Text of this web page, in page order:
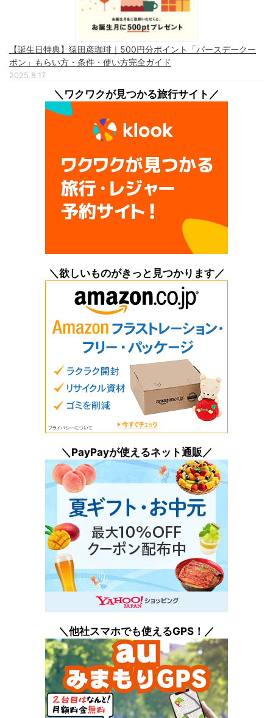
【誕生日特典】猿田彦珈琲｜500円分ポイント「バースデークー
ポン」もらい方・条件・使い方完全ガイド
2025.8.17
＼ワクワクが見つかる旅行サイト／
＼欲しいものがきっと見つかります／
＼PayPayが使えるネット通販／
＼他社スマホでも使えるGPS！／